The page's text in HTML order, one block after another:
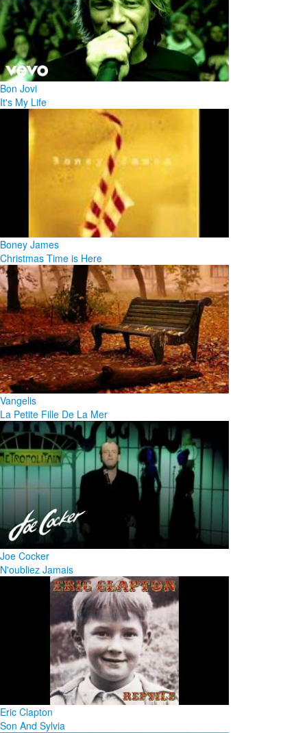
Bon Jovi
It's My Life
Boney James
Christmas Time is Here
Vangelis
La Petite Fille De La Mer
Joe Cocker
N'oubliez Jamais
Eric Clapton
Son And Sylvia